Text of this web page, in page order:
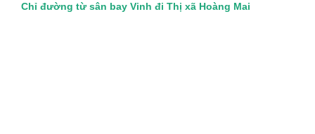
Chỉ đường từ sân bay Vinh đi Thị xã Hoàng Mai